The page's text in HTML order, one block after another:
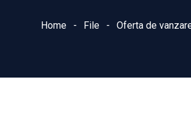
Home File Oferta de